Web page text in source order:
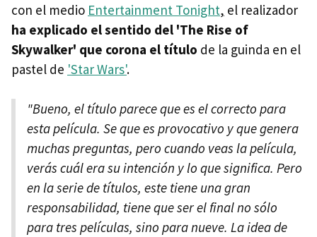
con el medio Entertainment Tonight, el realizador
ha explicado el sentido del 'The Rise of
Skywalker' que corona el título de la guinda en el
pastel de 'Star Wars'.
"Bueno, el título parece que es el correcto para
esta película. Se que es provocativo y que genera
muchas preguntas, pero cuando veas la película,
verás cuál era su intención y lo que significa. Pero
en la serie de títulos, este tiene una gran
responsabilidad, tiene que ser el final no sólo
para tres películas, sino para nueve. La idea de